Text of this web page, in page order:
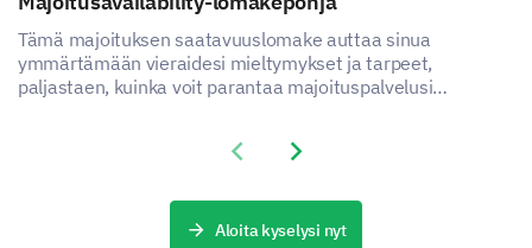
Tämä majoituksen saatavuuslomake auttaa sinua
ymmärtämään vieraidesi mieltymykset ja tarpeet,
paljastaen, kuinka voit parantaa majoituspalvelusi
Previous slide
Next slide
Aloita kyselysi nyt